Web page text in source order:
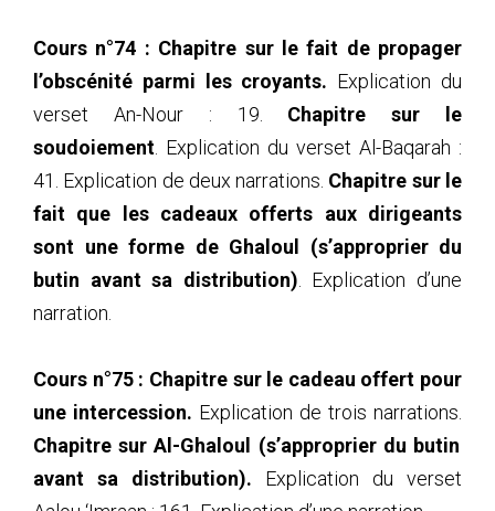
Cours n°74 : Chapitre sur le fait de propager
l’obscénité parmi les croyants. Explication du
verset An-Nour : 19. Chapitre sur le
soudoiement . Explication du verset Al-Baqarah :
41. Explication de deux narrations. Chapitre sur le
fait que les cadeaux offerts aux dirigeants
sont une forme de Ghaloul (s’approprier du
butin avant sa distribution) . Explication d’une
narration.
Cours n°75 : Chapitre sur le cadeau offert pour
une intercession. Explication de trois narrations.
Chapitre sur Al-Ghaloul (s’approprier du butin
avant sa distribution). Explication du verset